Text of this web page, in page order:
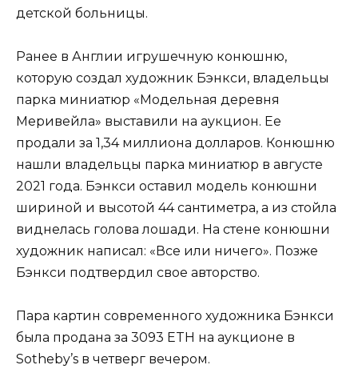
детской больницы.
Ранее в Англии игрушечную конюшню,
которую создал художник Бэнкси, владельцы
парка миниатюр «Модельная деревня
Меривейла» выставили на аукцион. Ее
продали за 1,34 миллиона долларов. Конюшню
нашли владельцы парка миниатюр в августе
2021 года. Бэнкси оставил модель конюшни
шириной и высотой 44 сантиметра, а из стойла
виднелась голова лошади. На стене конюшни
художник написал: «Все или ничего». Позже
Бэнкси подтвердил свое авторство.
Пара картин современного художника Бэнкси
была продана за 3093 ETH на аукционе в
Sotheby’s в четверг вечером.